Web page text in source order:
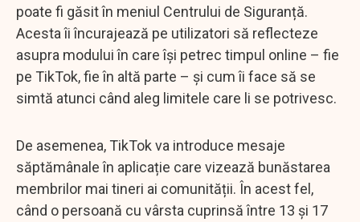
poate fi găsit în meniul Centrului de Siguranță.
Acesta îi încurajează pe utilizatori să reflecteze
asupra modului în care își petrec timpul online – fie
pe TikTok, fie în altă parte – și cum îi face să se
simtă atunci când aleg limitele care li se potrivesc.
De asemenea, TikTok va introduce mesaje
săptămânale în aplicație care vizează bunăstarea
membrilor mai tineri ai comunității. În acest fel,
când o persoană cu vârsta cuprinsă între 13 și 17